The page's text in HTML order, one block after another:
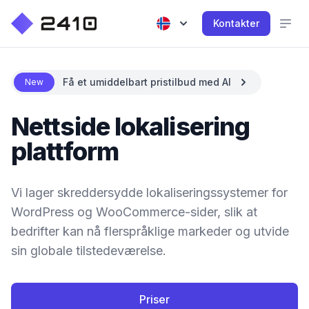
Kontakter
New Få et umiddelbart pristilbud med AI
Nettside lokalisering
plattform
Vi lager skreddersydde lokaliseringssystemer for
WordPress og WooCommerce-sider, slik at
bedrifter kan nå flerspråklige markeder og utvide
sin globale tilstedeværelse.
Priser